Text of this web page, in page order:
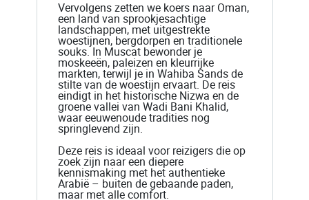
Vervolgens zetten we koers naar Oman,
een land van sprookjesachtige
landschappen, met uitgestrekte
woestijnen, bergdorpen en traditionele
souks. In Muscat bewonder je
moskeeën, paleizen en kleurrijke
markten, terwijl je in Wahiba Sands de
stilte van de woestijn ervaart. De reis
eindigt in het historische Nizwa en de
groene vallei van Wadi Bani Khalid,
waar eeuwenoude tradities nog
springlevend zijn.
Deze reis is ideaal voor reizigers die op
zoek zijn naar een diepere
kennismaking met het authentieke
Arabië – buiten de gebaande paden,
maar met alle comfort.